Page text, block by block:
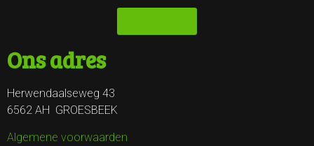
Ons adres
Herwendaalseweg 43
6562 AH GROESBEEK
Algemene voorwaarden